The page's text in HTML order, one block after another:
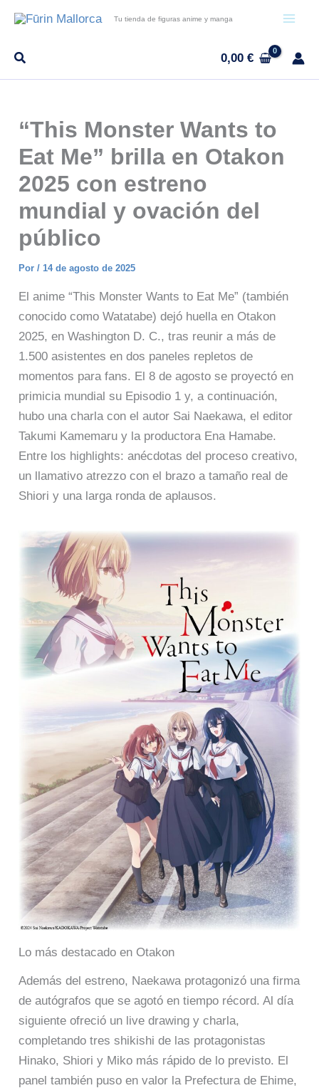
contenido
Tu tienda de figuras anime y manga
0,00€
“This Monster Wants to
Eat Me” brilla en Otakon
2025 con estreno
mundial y ovación del
público
Por/14 de agosto de 2025
El anime “This Monster Wants to Eat Me” (también
conocido como Watatabe) dejó huella en Otakon
2025, en Washington D. C., tras reunir a más de
1.500 asistentes en dos paneles repletos de
momentos para fans. El 8 de agosto se proyectó en
primicia mundial su Episodio 1 y, a continuación,
hubo una charla con el autor Sai Naekawa, el editor
Takumi Kamemaru y la productora Ena Hamabe.
Entre los highlights: anécdotas del proceso creativo,
un llamativo atrezzo con el brazo a tamaño real de
Shiori y una larga ronda de aplausos.
Lo más destacado en Otakon
Además del estreno, Naekawa protagonizó una firma
de autógrafos que se agotó en tiempo récord. Al día
siguiente ofreció un live drawing y charla,
completando tres shikishi de las protagonistas
Hinako, Shiori y Miko más rápido de lo previsto. El
panel también puso en valor la Prefectura de Ehime,